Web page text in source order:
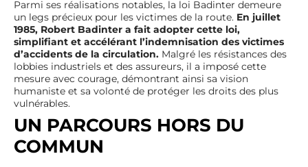
Parmi ses réalisations notables, la loi Badinter demeure
un legs précieux pour les victimes de la route. En juillet
1985, Robert Badinter a fait adopter cette loi,
simplifiant et accélérant l’indemnisation des victimes
d’accidents de la circulation. Malgré les résistances des
lobbies industriels et des assureurs, il a imposé cette
mesure avec courage, démontrant ainsi sa vision
humaniste et sa volonté de protéger les droits des plus
vulnérables.
UN PARCOURS HORS DU
COMMUN